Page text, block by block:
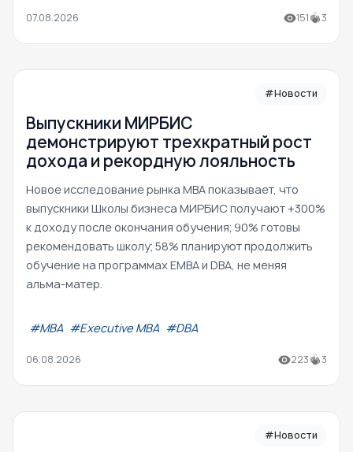
07.08.2026 151 3
#Новости
Выпускники МИРБИС
демонстрируют трехкратный рост
дохода и рекордную лояльность
Новое исследование рынка MBA показывает, что
выпускники Школы бизнеса МИРБИС получают +300%
к доходу после окончания обучения; 90% готовы
рекомендовать школу; 58% планируют продолжить
обучение на программах EMBA и DBA, не меняя
альма-матер.
#МВА #Executive MBA #DBA
06.08.2026 223 3
#Новости